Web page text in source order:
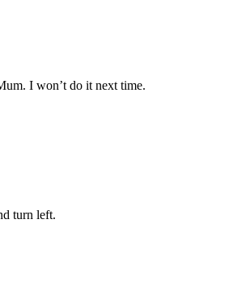
I won’t do it next time.
turn left.